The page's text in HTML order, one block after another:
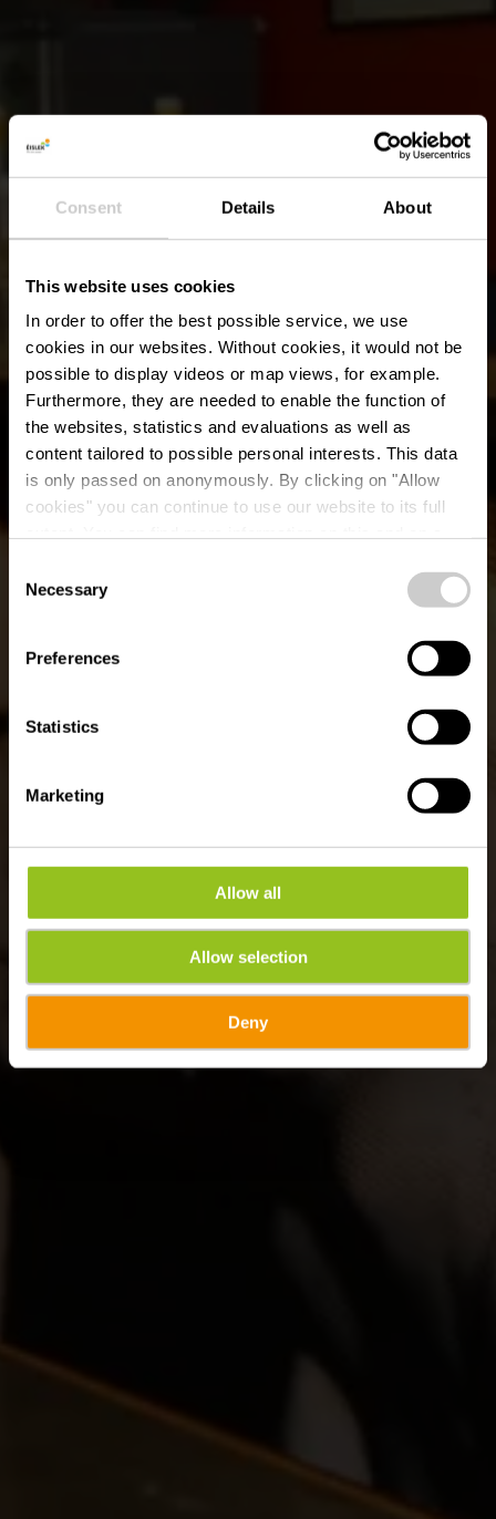
Consent Details About
This website uses cookies
In order to offer the best possible service, we use
cookies in our websites. Without cookies, it would not be
possible to display videos or map views, for example.
Furthermore, they are needed to enable the function of
the websites, statistics and evaluations as well as
content tailored to possible personal interests. This data
is only passed on anonymously. By clicking on "Allow
cookies" you can continue to use our website to its full
time.
Selection
Necessary
Preferences
Statistics
Marketing
Allow all
Allow selection
Deny
Ancien Cinéma Café